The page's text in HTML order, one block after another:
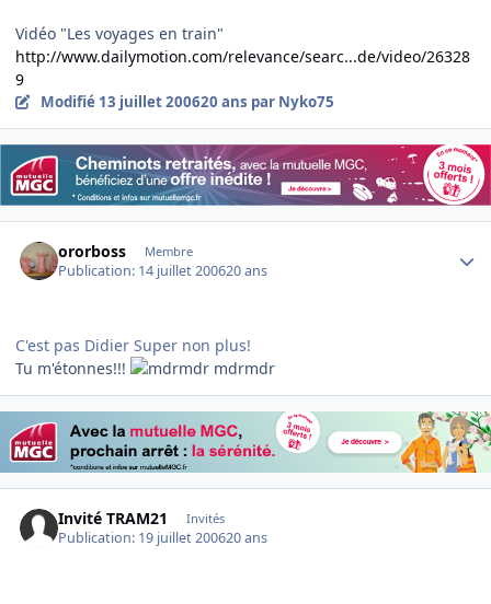
Vidéo "Les voyages en train"
http://www.dailymotion.com/relevance/searc...de/video/26328
9
Modifié 13 juillet 200620 ans par Nyko75
ororboss Membre
Publication: 14 juillet 200620 ans
C'est pas Didier Super non plus!
Tu m'étonnes!!!
mdrmdr
Invité TRAM21 Invités
Publication: 19 juillet 200620 ans